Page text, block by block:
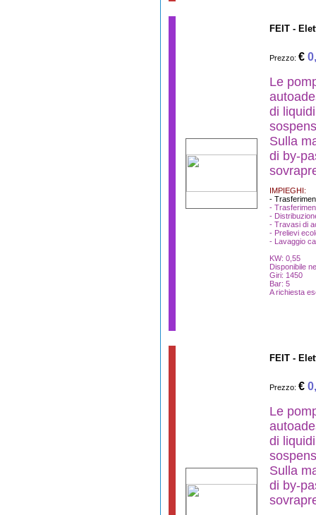
FEIT -
Prezzo: €
Le
di
Sulla
di by-
IMPIEGHI:
-
-
-
- Travasi di
- Prelievi
- Lavaggio
KW: 0,55
Disponibile
Giri: 1450
Bar: 5
A richiesta
FEIT -
Prezzo: €
Le
di
Sulla
di by-